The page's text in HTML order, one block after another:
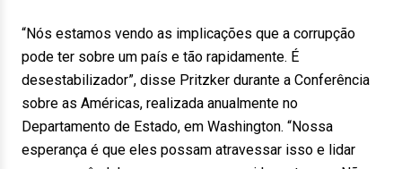
“Nós estamos vendo as implicações que a corrupção
pode ter sobre um país e tão rapidamente. É
desestabilizador”, disse Pritzker durante a Conferência
sobre as Américas, realizada anualmente no
Departamento de Estado, em Washington. “Nossa
esperança é que eles possam atravessar isso e lidar